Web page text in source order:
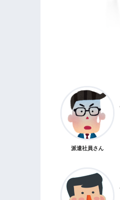
派遣社員さん